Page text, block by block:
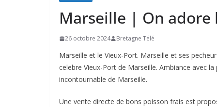
Marseille | On adore
26 octobre 2024 Bretagne Télé
Marseille et le Vieux-Port. Marseille et ses
celebre Vieux-Port de Marseille. Ambiance avec la
incontournable de Marseille.
Une vente directe de bons poisson frais est